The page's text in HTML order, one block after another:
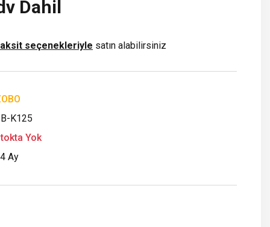
Dahil
seçenekleriyle satın alabilirsiniz
K125
Yok
Ay